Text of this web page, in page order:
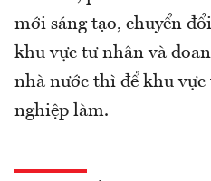
mới sáng tạo, chuyển
khu vực tư nhân và
nhà nước thì để khu
nghiệp làm.